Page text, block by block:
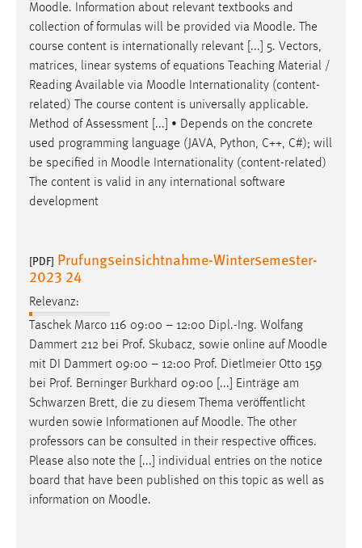
Moodle. Information about relevant textbooks and
collection of formulas will be provided via Moodle. The
course content is internationally relevant [...] 5. Vectors,
matrices, linear systems of equations Teaching Material /
Reading Available via Moodle Internationality (content-
related) The course content is universally applicable.
Method of Assessment [...] • Depends on the concrete
used programming language (JAVA, Python, C++, C#); will
be specified in Moodle Internationality (content-related)
The content is valid in any international software
development
[PDF] Prufungseinsichtnahme-Wintersemester-
2023 24
Relevanz:
Taschek Marco 116 09:00 – 12:00 Dipl.-Ing. Wolfang
Dammert 212 bei Prof. Skubacz, sowie online auf Moodle
mit DI Dammert 09:00 – 12:00 Prof. Dietlmeier Otto 159
bei Prof. Berninger Burkhard 09:00 [...] Einträge am
Schwarzen Brett, die zu diesem Thema veröffentlicht
wurden sowie Informationen auf Moodle. The other
professors can be consulted in their respective offices.
Please also note the [...] individual entries on the notice
board that have been published on this topic as well as
information on Moodle.